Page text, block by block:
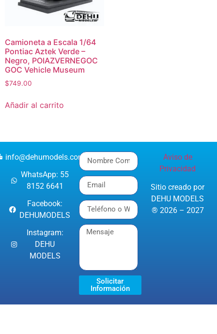
Camioneta a Escala 1/64
Pontiac Aztek Verde –
Negro, POIAZVERNEGOC
GOC Vehicle Museum
$749.00
Añadir al carrito
info@dehumodels.com
WhatsApp: 55
8152 6641
Facebook:
DEHUMODELS
Instagram:
DEHU
MODELS
Solicitar
Información
Aviso de
Privacidad
Sitio creado por
DEHU MODELS
® 2026 – 2027